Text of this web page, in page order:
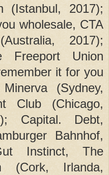
(Istanbul, 2017);
wholesale, CTA
2017);
Freeport Union
it for you
(Sydney,
Club (Chicago,
Capital. Debt,
Bahnhof,
Instinct, The
(Cork, Irlanda,